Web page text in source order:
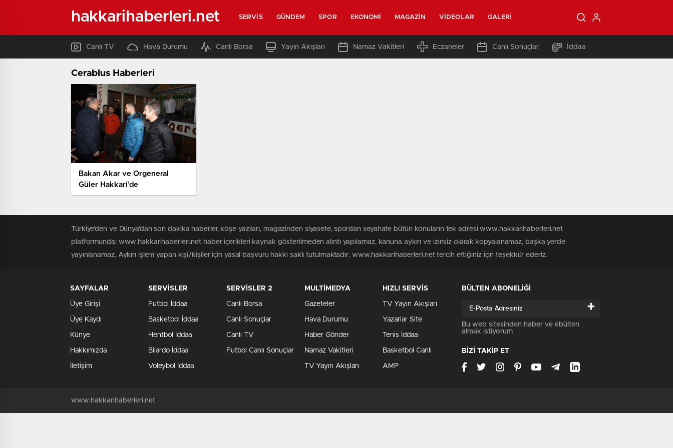
hakkarihaberleri.net SERVIS GÜNDEM SPOR EKONOMI MAGAZIN VIDEOLAR GALERI
Canlı TV Hava Durumu Canlı Borsa Yayın Akışları Namaz Vakitleri Eczaneler Canlı Sonuçlar İddaa
Cerablus Haberleri
Bakan Akar ve Orgeneral
Güler Hakkari’de
Türkiye'den ve Dünya’dan son dakika haberler, köşe yazıları, magazinden siyasete, spordan seyahate bütün konuların tek adresi www.hakkarihaberleri.net
platformunda; www.hakkarihaberleri.net haber içerikleri kaynak gösterilmeden alıntı yapılamaz, kanuna aykırı ve izinsiz olarak kopyalanamaz, başka yerde
yayınlanamaz. Aykırı işlem yapan kişi/kişiler için yasal başvuru hakkı saklı tutulmaktadır. www.hakkarihaberleri.net tercih ettiğiniz için teşekkür ederiz.
SAYFALAR
Üye Girişi
Üye Kaydı
Künye
Hakkımızda
İletişim
SERVİSLER
Futbol İddaa
Basketbol İddaa
Hentbol İddaa
Bilardo İddaa
Voleybol İddaa
SERVİSLER 2
Canlı Borsa
Canlı Sonuçlar
Canlı TV
Futbol Canlı Sonuçlar
MULTİMEDYA
Gazeteler
Hava Durumu
Haber Gönder
Namaz Vakitleri
TV Yayın Akışları
HIZLI SERVİS
TV Yayın Akışları
Yazarlar Site
Tenis İddaa
Basketbol Canlı
AMP
BÜLTEN ABONELİĞİ
+
Bu web sitesinden haber ve ebülten
almak istiyorum
BİZİ TAKİP ET
www.hakkarihaberleri.net